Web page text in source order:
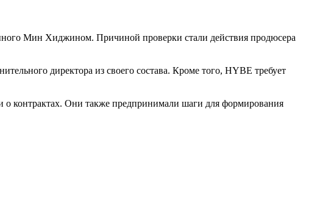
Мин Хиджином. Причиной проверки стали действия продюсера
директора из своего состава. Кроме того, HYBE требует
контрактах. Они также предпринимали шаги для формирования